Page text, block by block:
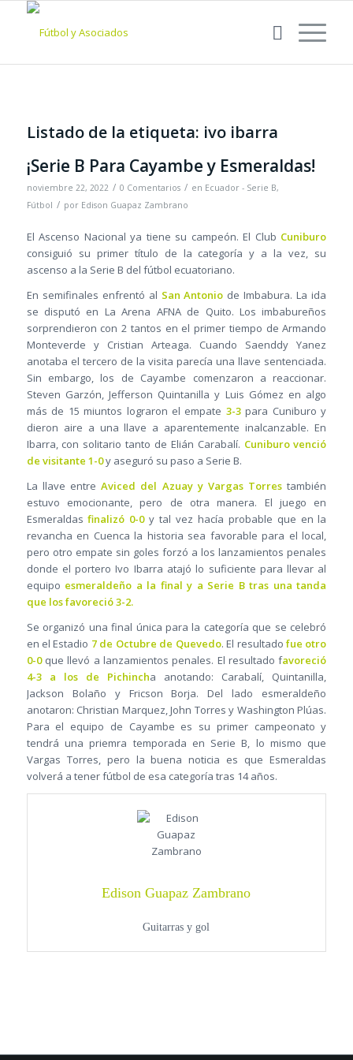
Listado de la etiqueta: ivo ibarra
¡Serie B Para Cayambe y Esmeraldas!
noviembre 22, 2022 / 0 Comentarios / en Ecuador - Serie B,
Fútbol / por Edison Guapaz Zambrano
El Ascenso Nacional ya tiene su campeón. El Club Cuniburo
consiguió su primer título de la categoría y a la vez, su
ascenso a la Serie B del fútbol ecuatoriano.
En semifinales enfrentó al San Antonio de Imbabura. La ida
se disputó en La Arena AFNA de Quito. Los imbabureños
sorprendieron con 2 tantos en el primer tiempo de Armando
Monteverde y Cristian Arteaga. Cuando Saenddy Yanez
anotaba el tercero de la visita parecía una llave sentenciada.
Sin embargo, los de Cayambe comenzaron a reaccionar.
Steven Garzón, Jefferson Quintanilla y Luis Gómez en algo
más de 15 miuntos lograron el empate 3-3para Cuniburo y
dieron aire a una llave a aparentemente inalcanzable. En
Ibarra, con solitario tanto de Elián Carabalí. Cuniburo venció
de visitante 1-0y aseguró su paso a Serie B.
La llave entreAviced del Azuay y Vargas Torres también
estuvo emocionante, pero de otra manera. El juego en
Esmeraldasfinalizó 0-0y tal vez hacía probable que en la
revancha en Cuenca la historia sea favorable para el local,
pero otro empate sin goles forzó a los lanzamientos penales
donde el portero Ivo Ibarra atajó lo suficiente para llevar al
equipo esmeraldeño a la final y a Serie B tras una tanda
que los favoreció 3-2.
Se organizó una final única para la categoría que se celebró
en el Estadio 7 de Octubre de Quevedo. El resultado fue otro
0-0que llevó a lanzamientos penales. El resultado favoreció
4-3 a los de Pichincha anotando: Carabalí, Quintanilla,
Jackson Bolaño y Fricson Borja. Del lado esmeraldeño
anotaron: Christian Marquez, John Torres y Washington Plúas.
Para el equipo de Cayambe es su primer campeonato y
tendrá una priemra temporada en Serie B, lo mismo que
Vargas Torres, pero la buena noticia es que Esmeraldas
volverá a tener fútbol de esa categoría tras 14 años.
Edison Guapaz Zambrano
Guitarras y gol